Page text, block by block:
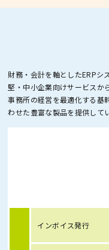
財務・会計を軸としたERPシ
堅・中小企業向けサービスから
事務所の経営を最適化する基
わせた豊富な製品を提供してい
インボイス発行